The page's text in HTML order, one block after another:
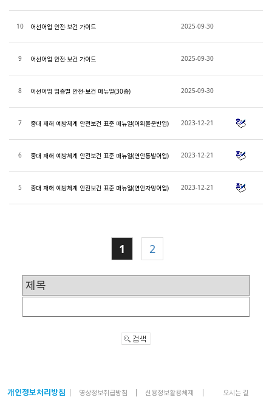
10 어선어업 안전·보건 가이드 2025-09-30
9 어선어업 안전·보건 가이드 2025-09-30
8 어선어업 업종별 안전·보건 매뉴얼(30종) 2025-09-30
7 중대 재해 예방체계 안전보건 표준 매뉴얼(어획물운반업) 2023-12-21
6 중대 재해 예방체계 안전보건 표준 매뉴얼(연안통발어업) 2023-12-21
5 중대 재해 예방체계 안전보건 표준 매뉴얼(연안자망어업) 2023-12-21
1 2
개인정보처리방침 영상정보취급방침 신용정보활용체제 오시는 길